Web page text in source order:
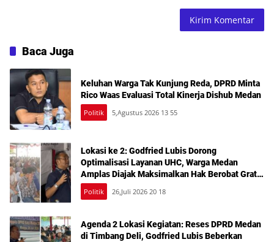
Baca Juga
Keluhan Warga Tak Kunjung Reda, DPRD Minta
Rico Waas Evaluasi Total Kinerja Dishub Medan
Politik 5,Agustus 2026 13 55
Lokasi ke 2: Godfried Lubis Dorong
Optimalisasi Layanan UHC, Warga Medan
Amplas Diajak Maksimalkan Hak Berobat Gratis
Bermodal KTP
Politik 26,Juli 2026 20 18
Agenda 2 Lokasi Kegiatan: Reses DPRD Medan
di Timbang Deli, Godfried Lubis Beberkan